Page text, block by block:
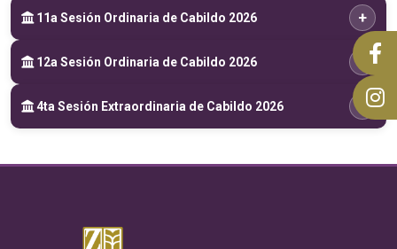
11a Sesión Ordinaria de Cabildo 2026 +
12a Sesión Ordinaria de Cabildo 2026
4ta Sesión Extraordinaria de Cabildo 2026 +